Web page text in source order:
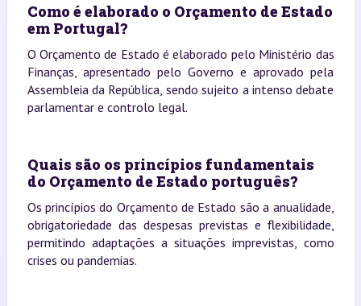
Como é elaborado o Orçamento de Estado
em Portugal?
O Orçamento de Estado é elaborado pelo Ministério das
Finanças, apresentado pelo Governo e aprovado pela
Assembleia da República, sendo sujeito a intenso debate
parlamentar e controlo legal.
Quais são os princípios fundamentais
do Orçamento de Estado português?
Os princípios do Orçamento de Estado são a anualidade,
obrigatoriedade das despesas previstas e flexibilidade,
permitindo adaptações a situações imprevistas, como
crises ou pandemias.